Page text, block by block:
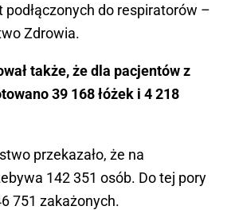
podłączonych do respiratorów –
Zdrowia.
także, że dla pacjentów z
39 168 łóżek i 4 218
przekazało, że na
142 351 osób. Do tej pory
751 zakażonych.